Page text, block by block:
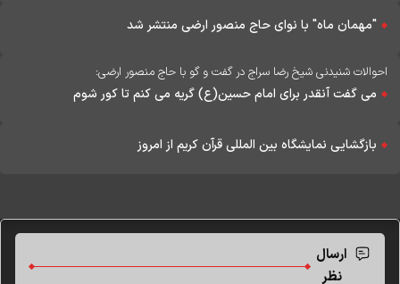
"مهمان ماه" با نوای حاج منصور ارضی منتشر شد
احوالات شنیدنی شیخ رضا سراج در گفت و گو با حاج منصور ارضی:
می گفت آنقدر برای امام حسین(ع) گریه می کنم تا کور شوم
بازگشایی نمایشگاه بین المللی قرآن کریم از امروز
ارسال
نظر